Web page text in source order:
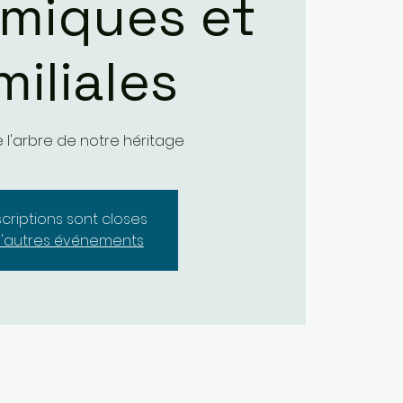
et
de notre héritage
sont closes
événements